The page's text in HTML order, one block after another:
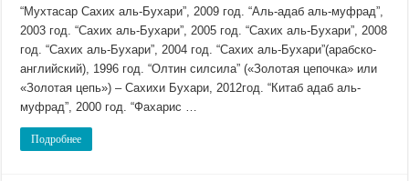
“Мухтасар Сахих аль-Бухари”, 2009 год. “Аль-адаб аль-муфрад”,
2003 год. “Сахих аль-Бухари”, 2005 год. “Сахих аль-Бухари”, 2008
год. “Сахих аль-Бухари”, 2004 год. “Сахих аль-Бухари”(арабско-
английский), 1996 год. “Олтин силсила” («Золотая цепочка» или
«Золотая цепь») – Сахихи Бухари, 2012год. “Китаб адаб аль-
муфрад”, 2000 год. “Фахарис …
Подробнее